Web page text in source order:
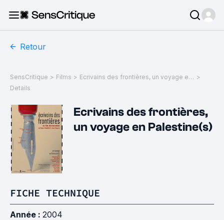
Retour
SensCritique > Films > Ecrivains des frontières, un voyage en Palestine(s) >
Details
Ecrivains des frontières,
un voyage en Palestine(s)
FICHE TECHNIQUE
Année : 2004